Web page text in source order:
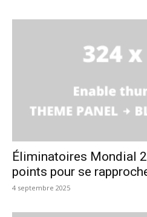
Éliminatoires Mondial
points pour se
4 septembre 2025